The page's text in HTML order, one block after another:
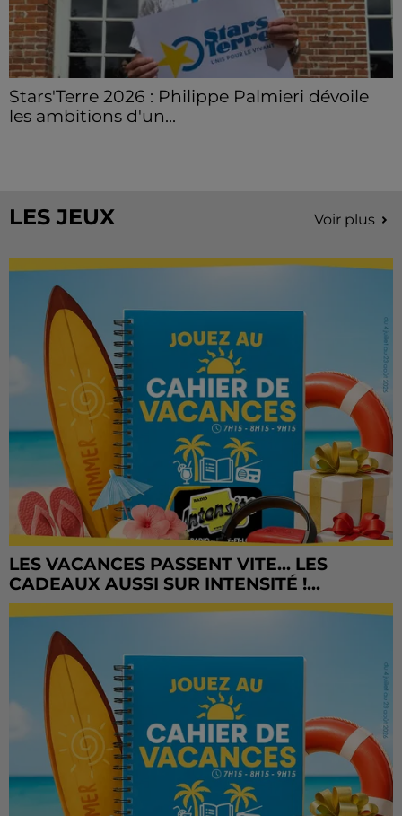
Stars'Terre 2026 : Philippe Palmieri dévoile
les ambitions d'un...
LES JEUX Voir plus
LES VACANCES PASSENT VITE... LES
CADEAUX AUSSI SUR INTENSITÉ !...